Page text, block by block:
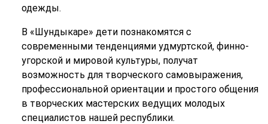
одежды.
В «Шундыкаре» дети познакомятся с
современными тенденциями удмуртской, финно-
угорской и мировой культуры, получат
возможность для творческого самовыражения,
профессиональной ориентации и простого общения
в творческих мастерских ведущих молодых
специалистов нашей республики.